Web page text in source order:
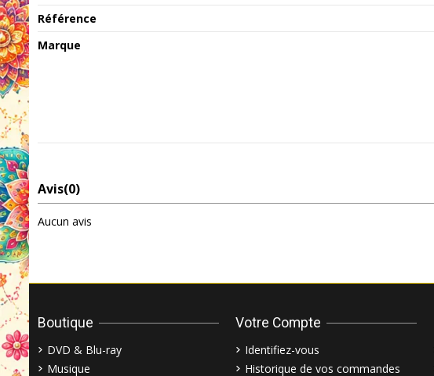
Référence
Marque
Avis(0)
Aucun avis
Boutique
DVD & Blu-ray
Musique
Votre Compte
Identifiez-vous
Historique de vos commandes